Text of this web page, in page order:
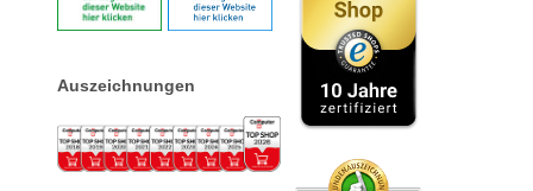
Auszeichnungen